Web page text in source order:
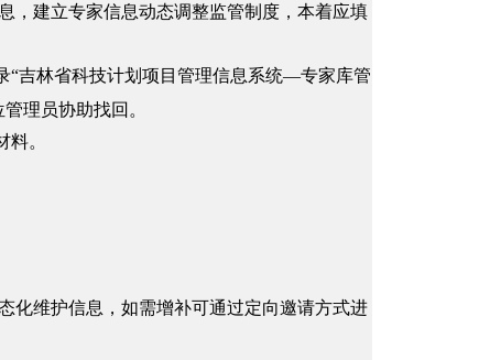
建立专家信息动态调整监管制度，本着应填
“吉林省科技计划项目管理信息系统—专家库管
理员协助找回。
。
维护信息，如需增补可通过定向邀请方式进